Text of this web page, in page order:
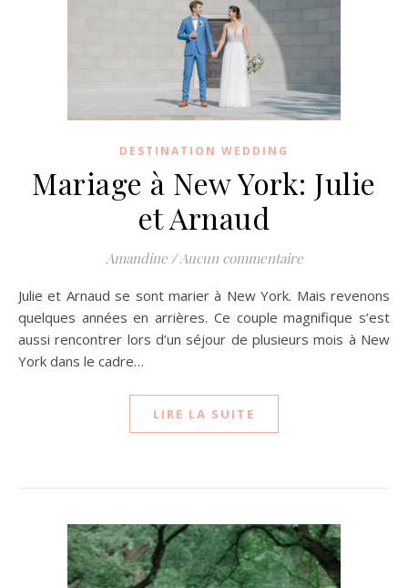
DESTINATION WEDDING
Mariage à New York: Julie
et Arnaud
Amandine /Aucun commentaire
Julie et Arnaud se sont marier à New York. Mais revenons
quelques années en arrières. Ce couple magnifique s’est
aussi rencontrer lors d’un séjour de plusieurs mois à New
York dans le cadre…
LIRE LA SUITE